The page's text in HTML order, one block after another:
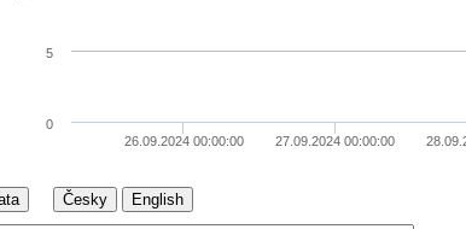
26.09.2024 00:00:00 27.09.2024 00:00:00
0
5
Česky English